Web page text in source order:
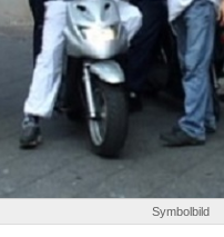
Symbolbild